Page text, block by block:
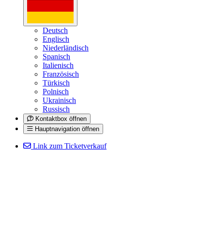
Deutsch
Englisch
Niederländisch
Spanisch
Italienisch
Französisch
Türkisch
Polnisch
Ukrainisch
Russisch
Kontaktbox öffnen
Hauptnavigation öffnen
Link zum Ticketverkauf